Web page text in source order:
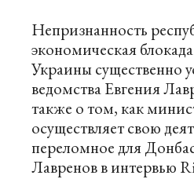
Непризнанность
экономическая
Украины существенно
ведомства Евгения
также о том, как
осуществляет свою
переломное для
Лавренов в интервью